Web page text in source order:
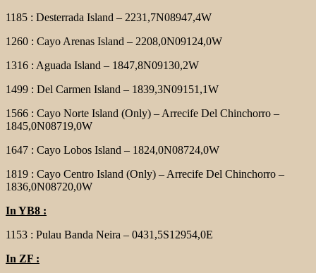
1185 : Desterrada Island – 2231,7N08947,4W
1260 : Cayo Arenas Island – 2208,0N09124,0W
1316 : Aguada Island – 1847,8N09130,2W
1499 : Del Carmen Island – 1839,3N09151,1W
1566 : Cayo Norte Island (Only) – Arrecife Del Chinchorro –
1845,0N08719,0W
1647 : Cayo Lobos Island – 1824,0N08724,0W
1819 : Cayo Centro Island (Only) – Arrecife Del Chinchorro –
1836,0N08720,0W
In YB8 :
1153 : Pulau Banda Neira – 0431,5S12954,0E
In ZF :